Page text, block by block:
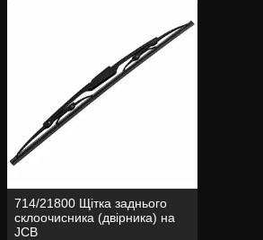
714/21800 Щітка заднього
склоочисника (двірника) на
JCB